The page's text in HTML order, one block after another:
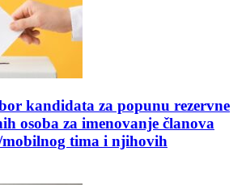
kandidata za popunu rezervne
osoba za imenovanje članova
tima i njihovih